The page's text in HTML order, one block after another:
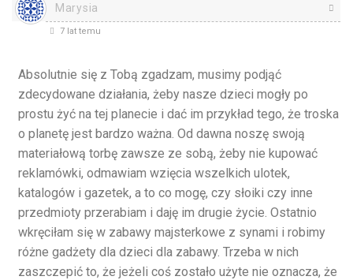
Marysia
7 lat temu
Absolutnie się z Tobą zgadzam, musimy podjąć
zdecydowane działania, żeby nasze dzieci mogły po
prostu żyć na tej planecie i dać im przykład tego, że troska
o planetę jest bardzo ważna. Od dawna noszę swoją
materiałową torbę zawsze ze sobą, żeby nie kupować
reklamówki, odmawiam wzięcia wszelkich ulotek,
katalogów i gazetek, a to co mogę, czy słoiki czy inne
przedmioty przerabiam i daję im drugie życie. Ostatnio
wkręciłam się w zabawy majsterkowe z synami i robimy
różne gadżety dla dzieci dla zabawy. Trzeba w nich
zaszczepić to, że jeżeli coś zostało użyte nie oznacza, że